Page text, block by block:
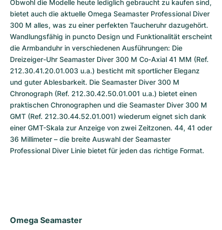
Obwohl die Modelle heute lediglich gebraucht zu kaufen sind,
bietet auch die aktuelle Omega Seamaster Professional Diver
300 M alles, was zu einer perfekten Taucheruhr dazugehört.
Wandlungsfähig in puncto Design und Funktionalität erscheint
die Armbanduhr in verschiedenen Ausführungen: Die
Dreizeiger-Uhr Seamaster Diver 300 M Co-Axial 41 MM (Ref.
212.30.41.20.01.003 u.a.) besticht mit sportlicher Eleganz
und guter Ablesbarkeit. Die Seamaster Diver 300 M
Chronograph (Ref. 212.30.42.50.01.001 u.a.) bietet einen
praktischen Chronographen und die Seamaster Diver 300 M
GMT (Ref. 212.30.44.52.01.001) wiederum eignet sich dank
einer GMT-Skala zur Anzeige von zwei Zeitzonen. 44, 41 oder
36 Millimeter – die breite Auswahl der Seamaster
Professional Diver Linie bietet für jeden das richtige Format.
Omega Seamaster